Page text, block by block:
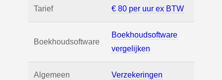
Tarief € 80 per uur ex BTW
Boekhoudsoftware
Boekhoudsoftware
vergelijken
Algemeen Verzekeringen